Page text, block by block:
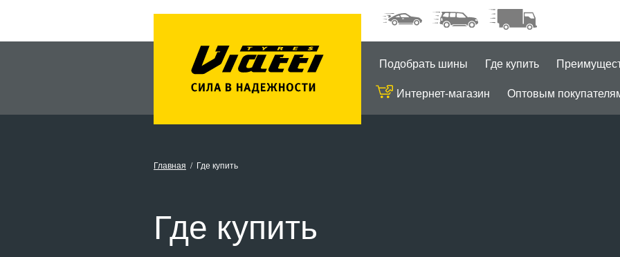
Подобрать шины Где купить
Интернет-магазин
Оптовым
Главная Где купить
Где купить